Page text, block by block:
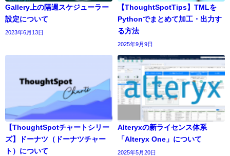
Gallery上の隔週スケジューラー
設定について
2023年6月13日
【ThoughtSpotTips】TMLを
Pythonでまとめて加工・出力す
る方法
2025年9月9日
【ThoughtSpotチャートシリー
ズ】ドーナツ（ドーナツチャー
ト）について
Alteryxの新ライセンス体系
「Alteryx One」について
2025年5月20日